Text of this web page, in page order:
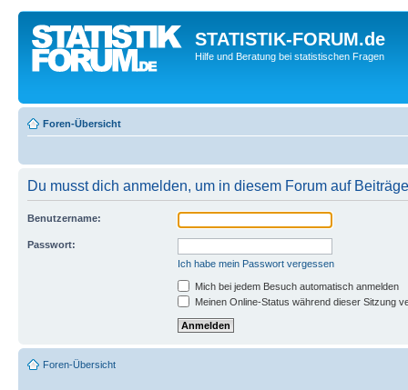
STATISTIK-FORUM.de
Hilfe und Beratung bei statistischen Fragen
Foren-Übersicht
Du musst dich anmelden, um in diesem Forum auf
Benutzername:
Passwort:
Ich habe mein Passwort vergessen
Mich bei jedem Besuch automatisch anmelden
Meinen Online-Status während dieser Sitzung
Foren-Übersicht